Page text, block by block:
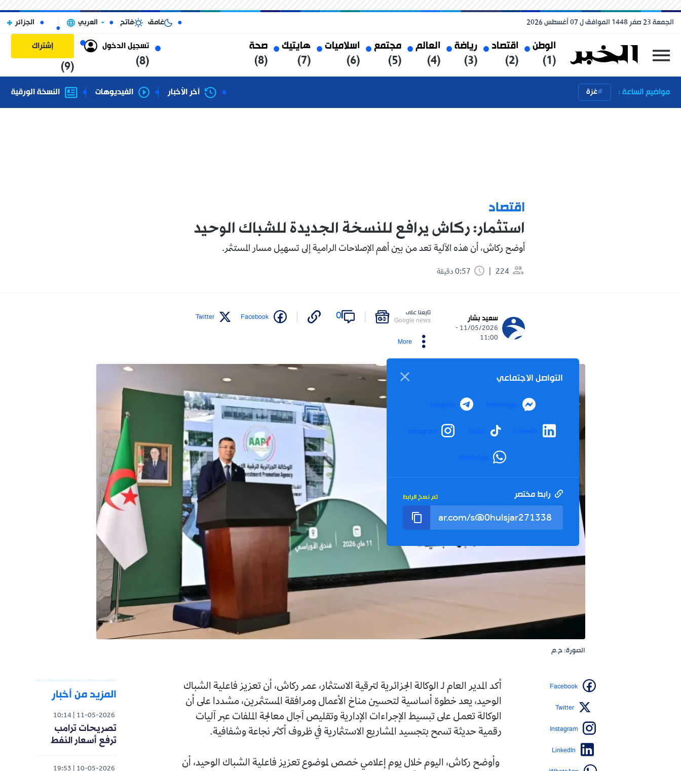
الوطن
(1)
اقتصاد
(2)
رياضة
(3)
العالم
(4)
مجتمع
(5)
اسلاميات
(6)
هايتيك
(7)
صحة
(8)
تسجيل الدخول
(8)
إشتراك
(9)
الجمعة 23 صفر 1448 الموافق ل 07 أغسطس 2026 غامق فاتح العربي الجزائر
مواضيع الساعة : غزة آخر الأخبار الفيديوهات النسخة الورقية
اقتصاد
استثمار: ركاش يرافع للنسخة الجديدة للشباك الوحيد
أوضح ركاش، أن هذه الآلية تعد من بين أهم الإصلاحات الرامية إلى تسهيل مسار المستثمر.
224
سعيد بشار
11/05/2026 -
11:00
تابعنا على
Google news
0
Facebook
Twitter
More
التواصل الاجتماعي
Messenger
Telegram
LinkedIn
TikTok
Instagram
WhatsApp
رابط مختصر تم نسخ الرابط
الصورة: ح.م
أكد المدير العام لـ الوكالة الجزائرية لترقية الاستثمار، عمر ركاش، أن تعزيز فاعلية الشباك
الوحيد، يعد خطوة أساسية لتحسين مناخ الأعمال ومرافقة المستثمرين، مشددا على أن
الوكالة تعمل على تبسيط الإجراءات الإدارية وتقليص آجال معالجة الملفات عبر آليات
رقمية حديثة تسمح بتجسيد المشاريع الاستثمارية في ظروف أكثر نجاعة وشفافية.
وأوضح ركاش، اليوم خلال يوم إعلامي خصص لموضوع تعزيز فاعلية الشباك الوحيد، أن
Facebook
Twitter
Instagram
LinkedIn
المزيد من أخبار
11-05-2026
10:14
تصريحات ترامب
ترفع أسعار النفط